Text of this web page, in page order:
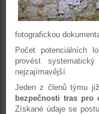
fotografickou
Počet potenciálních
provést
nejzajímavější.
Jeden z členů týmu
bezpečnosti tras pro
Získané údaje se